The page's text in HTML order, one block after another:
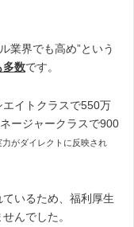
業界でも高め”という
多数です。
イトクラスで550万
ージャークラスで900
力がダイレクトに反映され
ているため、福利厚生
んでした。